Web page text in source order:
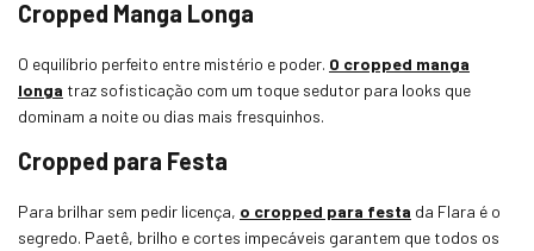
Cropped Manga Longa
O equilíbrio perfeito entre mistério e poder. O cropped manga
longa traz sofisticação com um toque sedutor para looks que
dominam a noite ou dias mais fresquinhos.
Cropped para Festa
Para brilhar sem pedir licença, o cropped para festa da Flara é o
segredo. Paetê, brilho e cortes impecáveis garantem que todos os